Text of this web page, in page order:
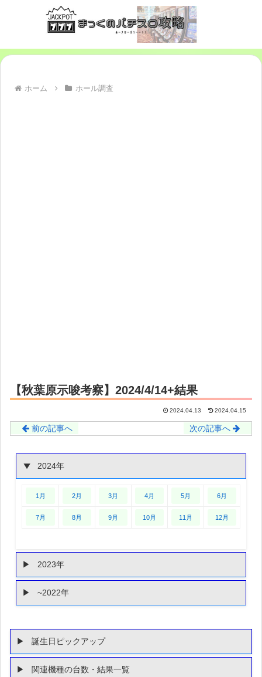
ホーム ホール調査
【秋葉原示唆考察】2024/4/14+結果
2024.04.13 2024.04.15
前の記事へ 次の記事へ
2024年
1月 2月 3月 4月 5月 6月
7月 8月 9月 10月 11月 12月
2023年
~2022年
誕生日ピックアップ
関連機種の台数・結果一覧